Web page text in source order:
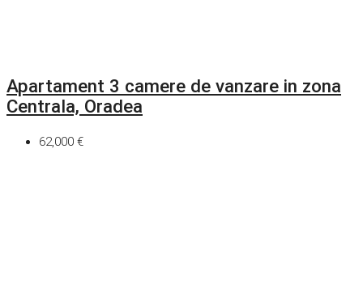
Apartament 3 camere de vanzare in zona
Centrala, Oradea
62,000 €